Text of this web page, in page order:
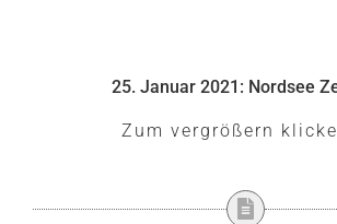
25. Januar 2021: Nordsee
Zum vergrößern